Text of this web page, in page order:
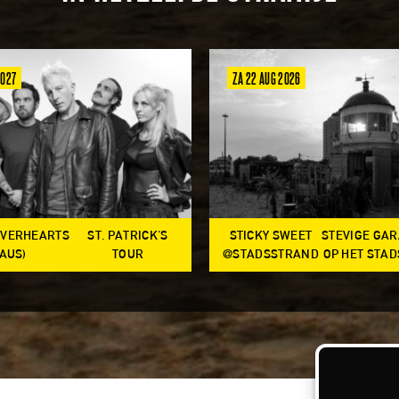
ST. PATRICK'S
TOUR
ZA 22 AUG 2026
STICKY SWEET
@STADSSTRAND
STEVIGE
OP HET